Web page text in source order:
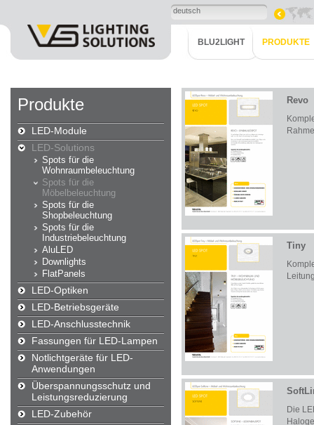
deutsch
BLU2LIGHT PRODUKTE
Produkte
LED-Module
LED-Solutions
Spots für die
Wohnraumbeleuchtung
Spots für die
Möbelbeleuchtung
Spots für die
Shopbeleuchtung
Spots für die
Industriebeleuchtung
AluLED
Downlights
FlatPanels
LED-Optiken
LED-Betriebsgeräte
LED-Anschlusstechnik
Fassungen für LED-Lampen
Notlichtgeräte für LED-
Anwendungen
Überspannungsschutz und
Leistungsreduzierung
LED-Zubehör
Revo
Tiny
Die